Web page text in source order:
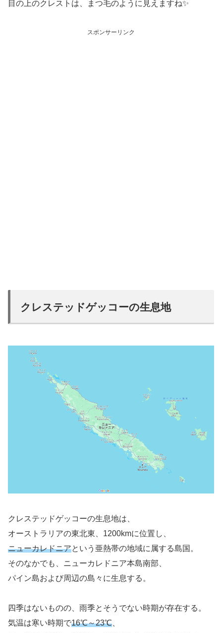
目の上のクレストは、まつ毛のように見えますね✨
スポンサーリンク
クレステッドゲッコーの生息地
クレステッドゲッコーの生息地は、
オーストラリアの東北東、1200kmに位置し、
ニューカレドニアという亜熱帯の地域に属する島国。
そのなかでも、ニューカレドニア本島南部、
パイン島および周辺の島々に生息する。
四季はないものの、雨季とそうでない時期が存在する。
気温は寒い時期で16℃～23℃